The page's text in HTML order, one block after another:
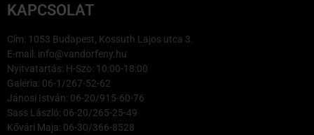
KAPCSOLAT
Cím: 1053 Budapest, Kossuth Lajos utca 3.
E-mail: info@vandorfeny.hu
Nyitvatartás: H-Szo: 10:00-18:00
Galéria: 06-1/267-52-62
Jánosi István: 06-20/915-60-76
Sass László: 06-20/265-25-49
Kővári Maja: 06-30/366-8528